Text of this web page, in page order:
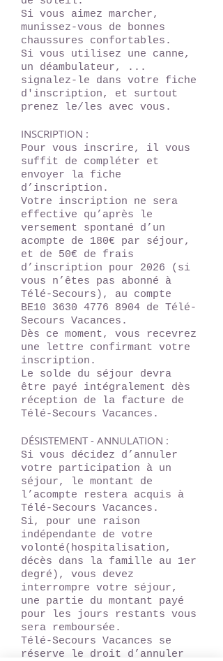
Si vous aimez marcher,
munissez-vous de bonnes
chaussures confortables.
Si vous utilisez une canne,
un déambulateur, ...
signalez-le dans votre fiche
d'inscription, et surtout
prenez le/les avec vous.
INSCRIPTION :
Pour vous inscrire, il vous
suffit de compléter et
envoyer la fiche
d’inscription.
Votre inscription ne sera
effective qu’après le
versement spontané d’un
acompte de 180€ par séjour,
et de 50€ de frais
d’inscription pour 2026 (si
vous n’êtes pas abonné à
Télé-Secours), au compte
BE10 3630 4776 8904 de Télé-
Secours Vacances.
Dès ce moment, vous recevrez
une lettre confirmant votre
inscription.
Le solde du séjour devra
être payé intégralement dès
réception de la facture de
Télé-Secours Vacances.
DÉSISTEMENT - ANNULATION :
Si vous décidez d’annuler
votre participation à un
séjour, le montant de
l’acompte restera acquis à
Télé-Secours Vacances.
Si, pour une raison
indépendante de votre
volonté(hospitalisation,
décès dans la famille au 1er
degré), vous devez
interrompre votre séjour,
une partie du montant payé
pour les jours restants vous
sera remboursée.
Télé-Secours Vacances se
réserve le droit d’annuler